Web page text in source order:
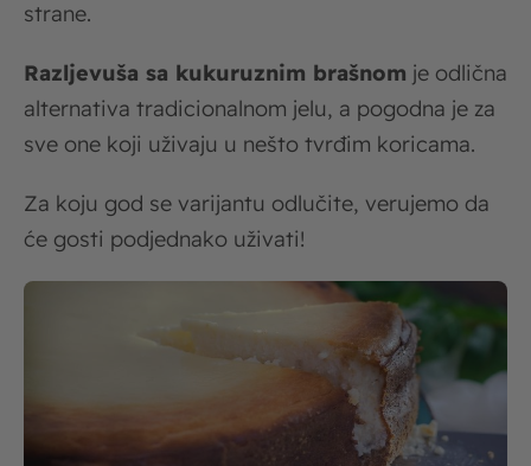
strane.
Razljevuša sa kukuruznim brašnom je odlična
alternativa tradicionalnom jelu, a pogodna je za
sve one koji uživaju u nešto tvrđim koricama.
Za koju god se varijantu odlučite, verujemo da
će gosti podjednako uživati!